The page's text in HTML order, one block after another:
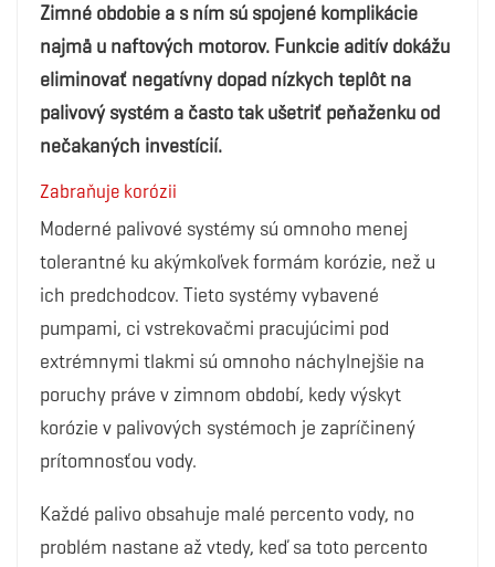
Zimné obdobie a s ním sú spojené komplikácie
najmä u naftových motorov. Funkcie aditív dokážu
eliminovať negatívny dopad nízkych teplôt na
palivový systém a často tak ušetriť peňaženku od
nečakaných investícií.
Zabraňuje korózii
Moderné palivové systémy sú omnoho menej
tolerantné ku akýmkoľvek formám korózie, než u
ich predchodcov. Tieto systémy vybavené
pumpami, ci vstrekovačmi pracujúcimi pod
extrémnymi tlakmi sú omnoho náchylnejšie na
poruchy práve v zimnom období, kedy výskyt
korózie v palivových systémoch je zapríčinený
prítomnosťou vody.
Každé palivo obsahuje malé percento vody, no
problém nastane až vtedy, keď sa toto percento